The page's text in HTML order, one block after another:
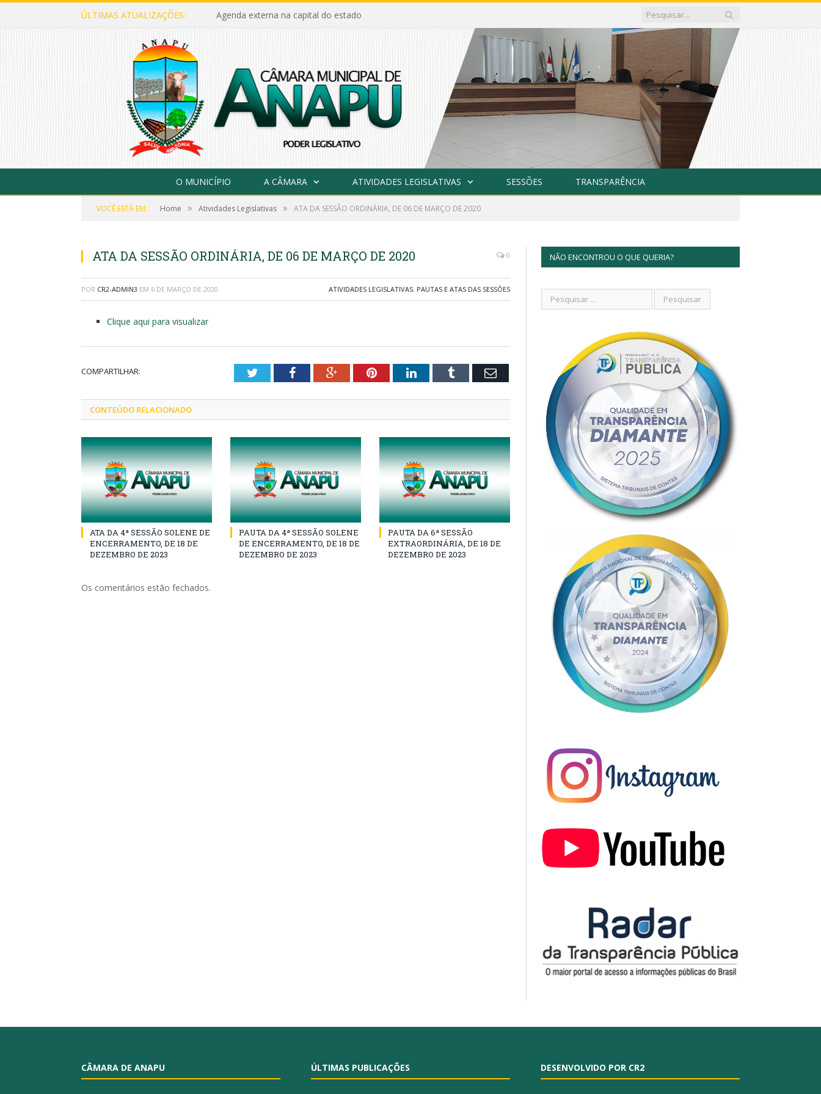
ÚLTIMAS ATUALIZAÇÕES: Agenda externa na capital do estado
O MUNICÍPIO A CÂMARA ATIVIDADES LEGISLATIVAS SESSÕES TRANSPARÊNCIA
VOCÊ ESTÁ EM: Home » Atividades Legislativas » ATA DA SESSÃO ORDINÁRIA, DE 06 DE MARÇO DE 2020
ATA DA SESSÃO ORDINÁRIA, DE 06 DE MARÇO DE 2020 0
POR CR2-ADMIN3 EM 6 DE MARÇO DE 2020 ATIVIDADES LEGISLATIVAS, PAUTAS E ATAS DAS SESSÕES
Clique aqui para visualizar
COMPARTILHAR: TwitterFacebookGoogle+PinterestLinkedInTumblr Email
CONTEÚDO RELACIONADO
ATA DA 4ª SESSÃO SOLENE DE
ENCERRAMENTO, DE 18 DE
DEZEMBRO DE 2023
PAUTA DA 4ª SESSÃO SOLENE
DE ENCERRAMENTO, DE 18 DE
DEZEMBRO DE 2023
PAUTA DA 6ª SESSÃO
EXTRAORDINÁRIA, DE 18 DE
DEZEMBRO DE 2023
Os comentários estão fechados.
NÃO ENCONTROU O QUE QUERIA?
CÂMARA DE ANAPU ÚLTIMAS PUBLICAÇÕES DESENVOLVIDO POR CR2